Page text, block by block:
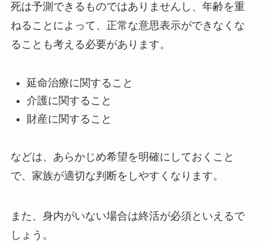
死は予測できるものではありませんし、年齢を重
ねることによって、正常な意思表示ができなくな
ることも考える必要があります。
延命治療に関すること
介護に関すること
財産に関すること
などは、あらかじめ希望を明確にしておくこと
で、家族が適切な判断をしやすくなります。
また、身内がいない場合は終活が必須といえるで
しょう。